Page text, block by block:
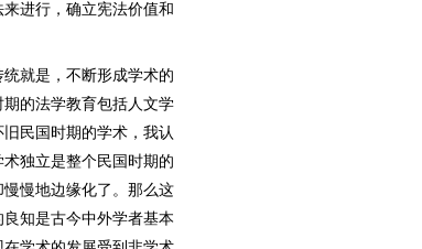
进行，确立宪法价值和
就是，不断形成学术的
的法学教育包括人文学
民国时期的学术，我认
独立是整个民国时期的
慢地边缘化了。那么这
知是古今中外学者基本